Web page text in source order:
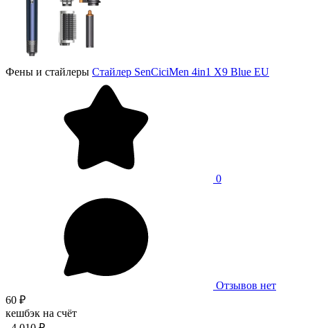
Фены и стайлеры Стайлер SenCiciMen 4in1 X9 Blue EU
0
Отзывов нет
60 ₽
кешбэк на счёт